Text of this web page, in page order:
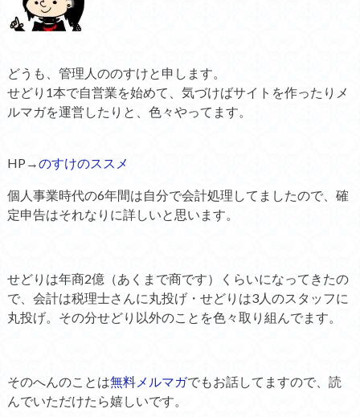
どうも、管理人ののすけと申します。
せどり1本で自営業を始めて、気づけばサイトを作ったりメ
ルマガを運営したりと、色々やってます。
HP→のすけのススメ
個人事業時代の6年間は自分で会計処理してましたので、確
定申告はそれなりに詳しいと思います。
せどりは年商2億（あくまで商です）くらいになってきたの
で、会計は税理士さんに丸投げ・せどりは3人のスタッフに
丸投げ。その分せどり以外のことを色々取り組んでます。
そのへんのことは無料メルマガでもお話してますので、読
んでいただけたら嬉しいです。